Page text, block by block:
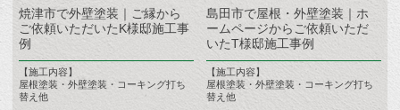
焼津市で外壁塗装｜ご縁から
ご依頼いただいたK様邸施工事
例
【施工内容】
屋根塗装・外壁塗装・コーキング打ち
替え他
島田市で屋根・外壁塗装｜ホ
ームページからご依頼いただ
いたT様邸施工事例
【施工内容】
屋根塗装・外壁塗装・コーキング打ち
替え他